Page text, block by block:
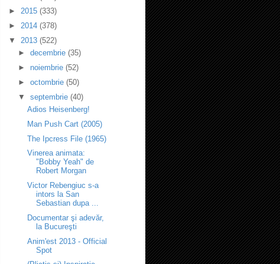
► 2015 (333)
► 2014 (378)
▼ 2013 (522)
► decembrie (35)
► noiembrie (52)
► octombrie (50)
▼ septembrie (40)
Adios Heisenberg!
Man Push Cart (2005)
The Ipcress File (1965)
Vinerea animata:
"Bobby Yeah" de
Robert Morgan
Victor Rebengiuc s-a
intors la San
Sebastian dupa ...
Documentar şi adevăr,
la Bucureşti
Anim'est 2013 - Official
Spot